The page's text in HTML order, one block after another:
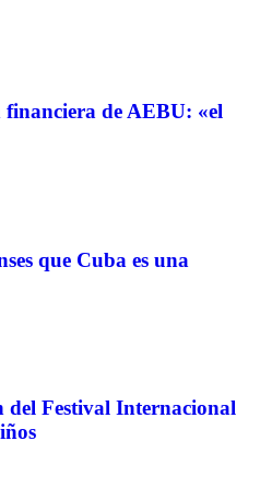
financiera de AEBU: «el
que Cuba es una
del Festival Internacional